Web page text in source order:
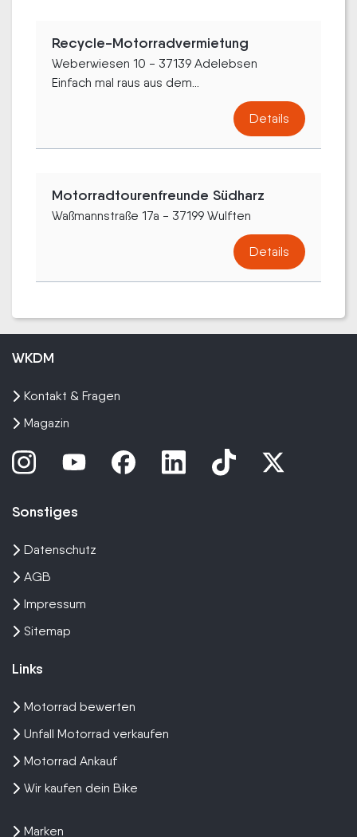
Recycle-Motorradvermietung
Weberwiesen 10 - 37139 Adelebsen
Einfach mal raus aus dem...
Details
Motorradtourenfreunde Südharz
Waßmannstraße 17a - 37199 Wulften
Details
WKDM
Kontakt & Fragen
Magazin
Sonstiges
Datenschutz
AGB
Impressum
Sitemap
Links
Motorrad bewerten
Unfall Motorrad verkaufen
Motorrad Ankauf
Wir kaufen dein Bike
Marken